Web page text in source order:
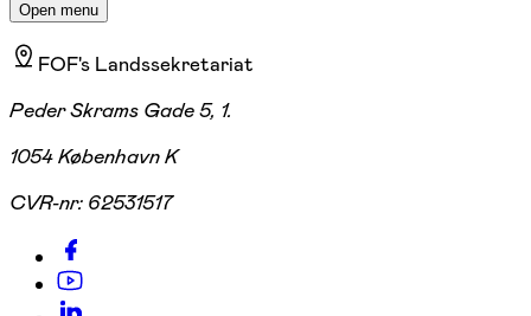
Open menu
FOF's Landssekretariat
Peder Skrams Gade 5, 1.
1054 København K
CVR-nr: 62531517